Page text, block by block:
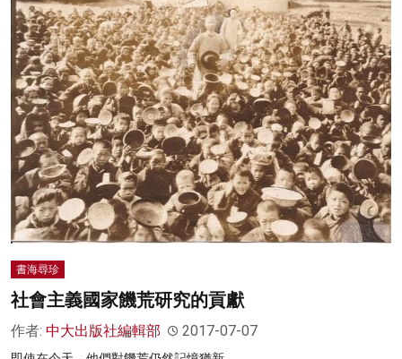
書海尋珍
社會主義國家饑荒研究的貢獻
作者: 中大出版社編輯部 2017-07-07